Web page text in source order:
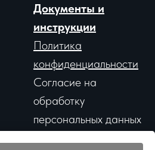
Документы и
инструкции
Политика
конфиденциальности
Согласие на
обработку
персональных данных